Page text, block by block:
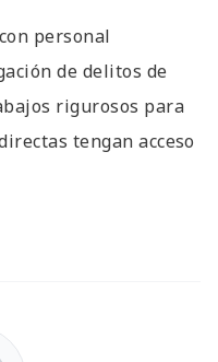
personal
de delitos de
rigurosos para
tengan acceso